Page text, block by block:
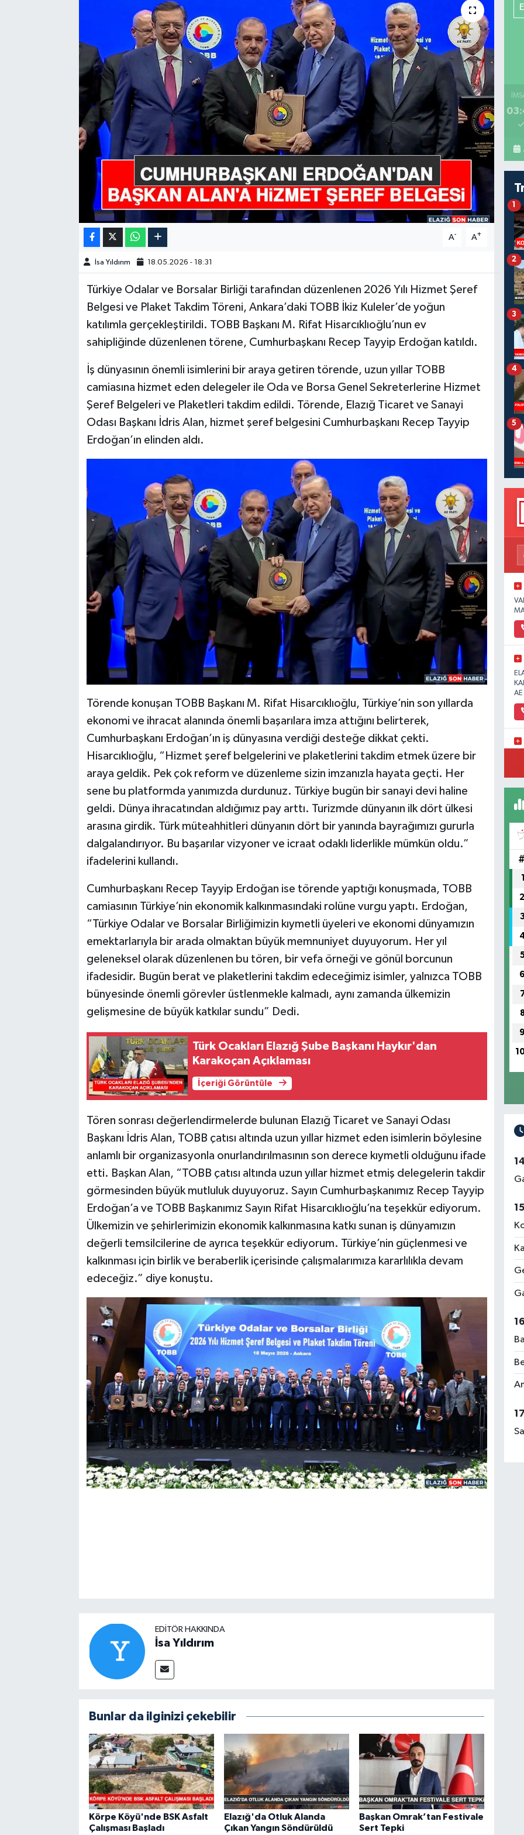
A- A+
İsa Yıldırım 18.05.2026 - 18:31
Türkiye Odalar ve Borsalar Birliği tarafından düzenlenen 2026 Yılı Hizmet Şeref
Belgesi ve Plaket Takdim Töreni, Ankara’daki TOBB İkiz Kuleler’de yoğun
katılımla gerçekleştirildi. TOBB Başkanı M. Rifat Hisarcıklıoğlu’nun ev
sahipliğinde düzenlenen törene, Cumhurbaşkanı Recep Tayyip Erdoğan katıldı.
İş dünyasının önemli isimlerini bir araya getiren törende, uzun yıllar TOBB
camiasına hizmet eden delegeler ile Oda ve Borsa Genel Sekreterlerine Hizmet
Şeref Belgeleri ve Plaketleri takdim edildi. Törende, Elazığ Ticaret ve Sanayi
Odası Başkanı İdris Alan, hizmet şeref belgesini Cumhurbaşkanı Recep Tayyip
Erdoğan’ın elinden aldı.
Törende konuşan TOBB Başkanı M. Rifat Hisarcıklıoğlu, Türkiye’nin son yıllarda
ekonomi ve ihracat alanında önemli başarılara imza attığını belirterek,
Cumhurbaşkanı Erdoğan’ın iş dünyasına verdiği desteğe dikkat çekti.
Hisarcıklıoğlu, “Hizmet şeref belgelerini ve plaketlerini takdim etmek üzere bir
araya geldik. Pek çok reform ve düzenleme sizin imzanızla hayata geçti. Her
sene bu platformda yanımızda durdunuz. Türkiye bugün bir sanayi devi haline
geldi. Dünya ihracatından aldığımız pay arttı. Turizmde dünyanın ilk dört ülkesi
arasına girdik. Türk müteahhitleri dünyanın dört bir yanında bayrağımızı gururla
dalgalandırıyor. Bu başarılar vizyoner ve icraat odaklı liderlikle mümkün oldu.”
ifadelerini kullandı.
Cumhurbaşkanı Recep Tayyip Erdoğan ise törende yaptığı konuşmada, TOBB
camiasının Türkiye’nin ekonomik kalkınmasındaki rolüne vurgu yaptı. Erdoğan,
“Türkiye Odalar ve Borsalar Birliğimizin kıymetli üyeleri ve ekonomi dünyamızın
emektarlarıyla bir arada olmaktan büyük memnuniyet duyuyorum. Her yıl
geleneksel olarak düzenlenen bu tören, bir vefa örneği ve gönül borcunun
ifadesidir. Bugün berat ve plaketlerini takdim edeceğimiz isimler, yalnızca TOBB
bünyesinde önemli görevler üstlenmekle kalmadı, aynı zamanda ülkemizin
gelişmesine de büyük katkılar sundu” Dedi.
Türk Ocakları Elazığ Şube Başkanı Haykır'dan
Karakoçan Açıklaması
İçeriği Görüntüle
Tören sonrası değerlendirmelerde bulunan Elazığ Ticaret ve Sanayi Odası
Başkanı İdris Alan, TOBB çatısı altında uzun yıllar hizmet eden isimlerin böylesine
anlamlı bir organizasyonla onurlandırılmasının son derece kıymetli olduğunu ifade
etti. Başkan Alan, “TOBB çatısı altında uzun yıllar hizmet etmiş delegelerin takdir
görmesinden büyük mutluluk duyuyoruz. Sayın Cumhurbaşkanımız Recep Tayyip
Erdoğan’a ve TOBB Başkanımız Sayın Rifat Hisarcıklıoğlu’na teşekkür ediyorum.
Ülkemizin ve şehirlerimizin ekonomik kalkınmasına katkı sunan iş dünyamızın
değerli temsilcilerine de ayrıca teşekkür ediyorum. Türkiye’nin güçlenmesi ve
kalkınması için birlik ve beraberlik içerisinde çalışmalarımıza kararlılıkla devam
edeceğiz.” diye konuştu.
EDITÖR HAKKINDA
İsa Yıldırım
Bunlar da ilginizi çekebilir
Körpe Köyü'nde BSK Asfalt
Çalışması Başladı
Elazığ'da Otluk Alanda
Çıkan Yangın Söndürüldü
Başkan Omrak’tan Festivale
Sert Tepki
1
2
3
4
5
AE
#
1
2
6
9
HABERDE İNSAN
KÜLTÜR-SANAT